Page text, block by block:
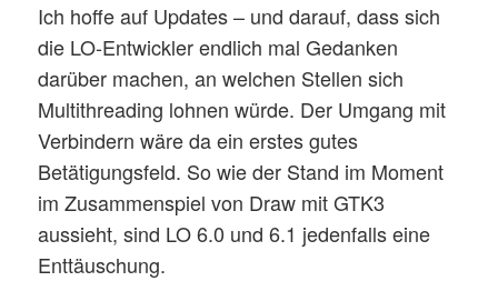
Ich hoffe auf Updates – und darauf, dass sich
die LO-Entwickler endlich mal Gedanken
darüber machen, an welchen Stellen sich
Multithreading lohnen würde. Der Umgang mit
Verbindern wäre da ein erstes gutes
Betätigungsfeld. So wie der Stand im Moment
im Zusammenspiel von Draw mit GTK3
aussieht, sind LO 6.0 und 6.1 jedenfalls eine
Enttäuschung.